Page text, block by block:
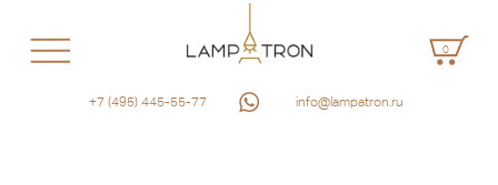
0
+7 (495) 445-55-77 info@lampatron.ru